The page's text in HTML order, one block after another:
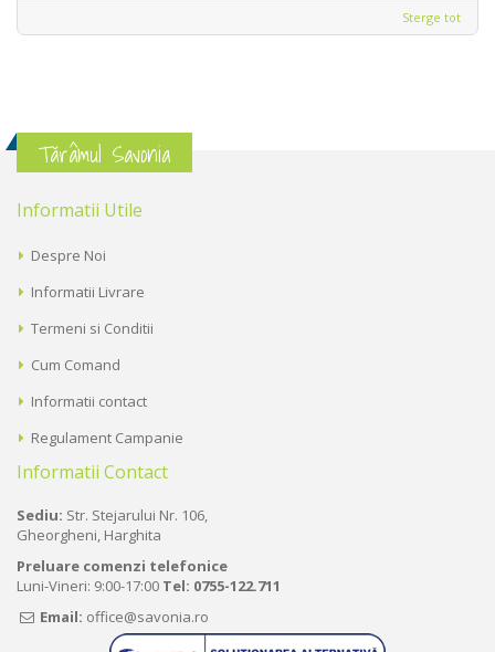
Sterge tot
Tărâmul Savonia
Informatii Utile
Despre Noi
Informatii Livrare
Termeni si Conditii
Cum Comand
Informatii contact
Regulament Campanie
Informatii Contact
Sediu: Str. Stejarului Nr. 106,
Gheorgheni, Harghita
Preluare comenzi telefonice
Luni-Vineri: 9:00-17:00 Tel: 0755-122.711
Email: office@savonia.ro